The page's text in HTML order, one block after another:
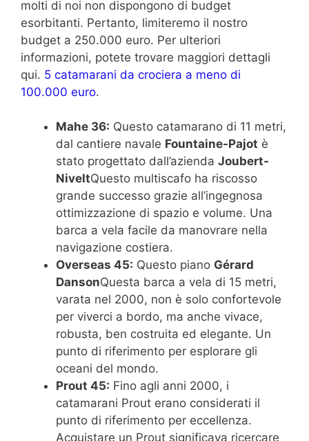
molti di noi non dispongono di budget
esorbitanti. Pertanto, limiteremo il nostro
budget a 250.000 euro. Per ulteriori
informazioni, potete trovare maggiori dettagli
qui. 5 catamarani da crociera a meno di
100.000 euro.
Mahe 36: Questo catamarano di 11 metri,
dal cantiere navale Fountaine-Pajot è
stato progettato dall’azienda Joubert-
NiveltQuesto multiscafo ha riscosso
grande successo grazie all’ingegnosa
ottimizzazione di spazio e volume. Una
barca a vela facile da manovrare nella
navigazione costiera.
Overseas 45: Questo piano Gérard
DansonQuesta barca a vela di 15 metri,
varata nel 2000, non è solo confortevole
per viverci a bordo, ma anche vivace,
robusta, ben costruita ed elegante. Un
punto di riferimento per esplorare gli
oceani del mondo.
Prout 45: Fino agli anni 2000, i
catamarani Prout erano considerati il ​​
punto di riferimento per eccellenza.
Acquistare un Prout significava ricercare